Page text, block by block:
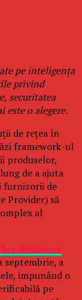
pe inteligența
privind
securitatea
este o alegere.
de rețea în
framework-ul
produselor,
de a ajuta
furnizorii de
Provider) să
al
Resilience
septembrie, a
impunând o
pe